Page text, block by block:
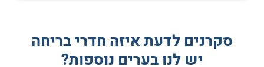
סקרנים לדעת איזה חדרי בריחה
יש לנו בערים נוספות?